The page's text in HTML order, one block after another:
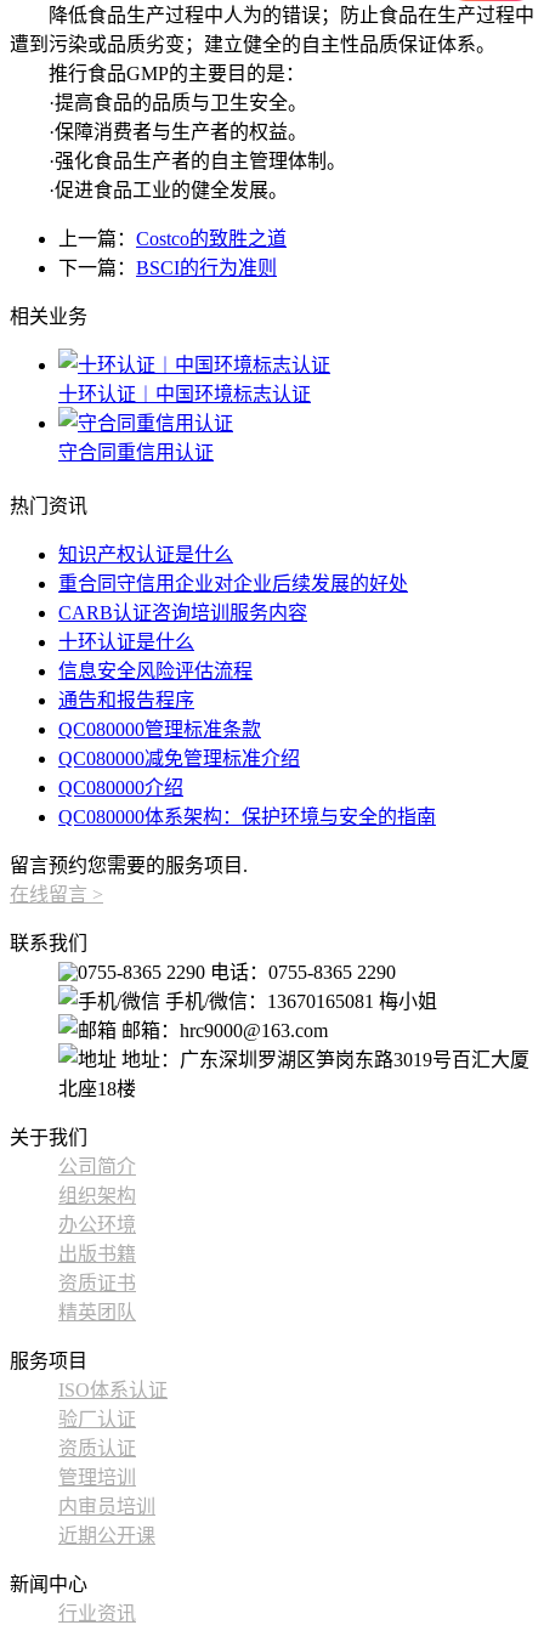
降低食品生产过程中人为的错误；防止食品在生产过程中
遭到污染或品质劣变；建立健全的自主性品质保证体系。
推行食品GMP的主要目的是：
·提高食品的品质与卫生安全。
·保障消费者与生产者的权益。
·强化食品生产者的自主管理体制。
·促进食品工业的健全发展。
上一篇： Costco的致胜之道
下一篇： BSCI的行为准则
相关业务
十环认证︱中国环境标志认证
守合同重信用认证
热门资讯
知识产权认证是什么
重合同守信用企业对企业后续发展的好处
CARB认证咨询培训服务内容
十环认证是什么
信息安全风险评估流程
通告和报告程序
QC080000管理标准条款
QC080000减免管理标准介绍
QC080000介绍
QC080000体系架构：保护环境与安全的指南
留言预约您需要的服务项目.
在线留言 >
联系我们
电话：0755-8365 2290
手机/微信：13670165081 梅小姐
邮箱：hrc9000@163.com
地址：广东深圳罗湖区笋岗东路3019号百汇大厦
北座18楼
关于我们
公司简介
组织架构
办公环境
出版书籍
资质证书
精英团队
服务项目
ISO体系认证
验厂认证
资质认证
管理培训
内审员培训
近期公开课
新闻中心
行业资讯